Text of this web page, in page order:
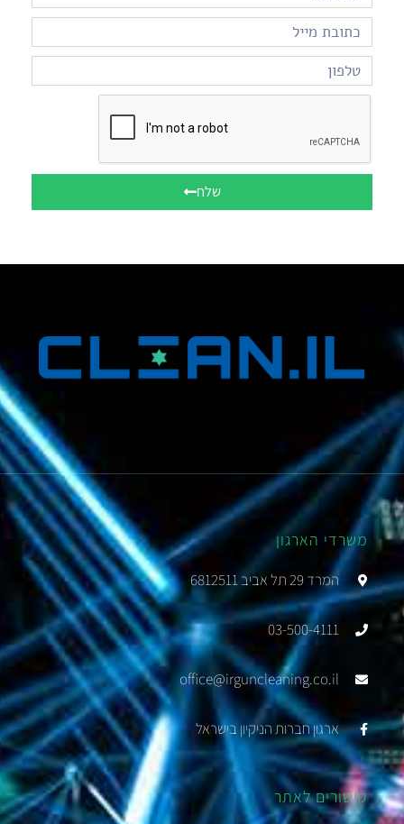
שלח
משרדי הארגון
המרד 29 תל אביב 6812511
03-500-4111
office@irguncleaning.co.il
ארגון חברות הניקיון בישראל
קישורים לאתר